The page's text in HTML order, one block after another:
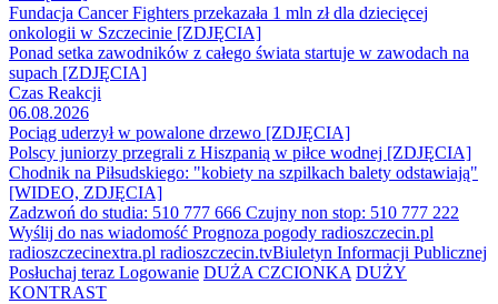
Fundacja Cancer Fighters przekazała 1 mln zł dla dziecięcej
onkologii w Szczecinie [ZDJĘCIA]
Ponad setka zawodników z całego świata startuje w zawodach na
supach [ZDJĘCIA]
Czas Reakcji
06.08.2026
Pociąg uderzył w powalone drzewo [ZDJĘCIA]
Polscy juniorzy przegrali z Hiszpanią w piłce wodnej [ZDJĘCIA]
Chodnik na Piłsudskiego: "kobiety na szpilkach balety odstawiają"
[WIDEO, ZDJĘCIA]
Zadzwoń do studia: 510 777 666 Czujny non stop: 510 777 222
Wyślij do nas wiadomość Prognoza pogody radioszczecin.pl
radioszczecinextra.pl radioszczecin.tvBiuletyn Informacji Publicznej
Posłuchaj teraz Logowanie DUŻA CZCIONKA DUŻY
KONTRAST